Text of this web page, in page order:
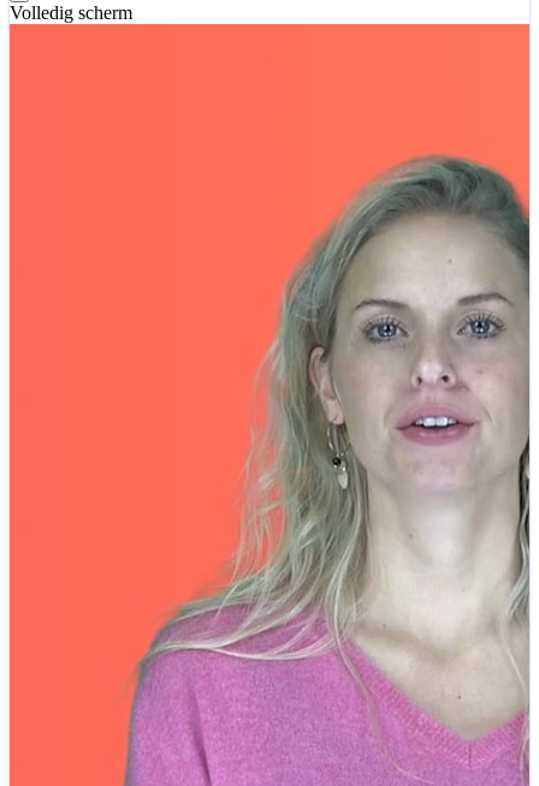
Volledig scherm